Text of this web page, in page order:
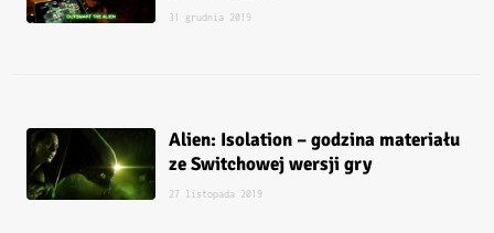
31 grudnia 2019
Alien: Isolation – godzina materiału
ze Switchowej wersji gry
27 listopada 2019